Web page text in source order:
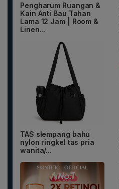
Pengharum Ruangan &
Kain Anti Bau Tahan
Lama 12 Jam | Room &
Linen...
TAS slempang bahu
nylon ringkel tas pria
wanita/...